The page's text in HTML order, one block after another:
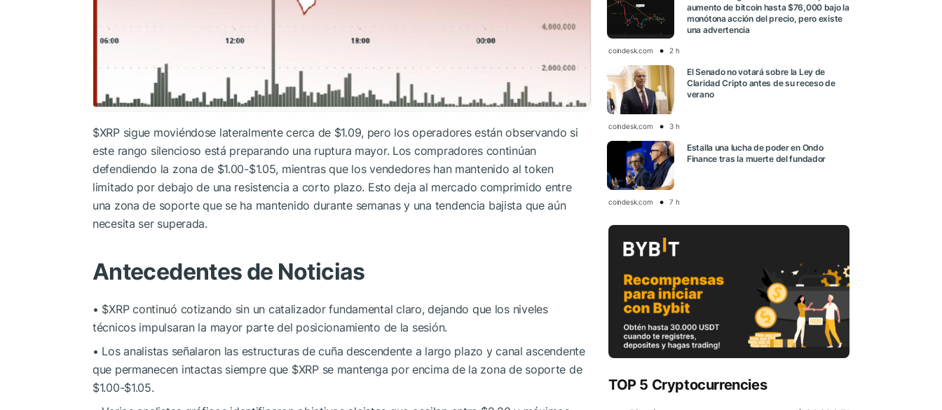
$XRPsigue moviéndose lateralmente cerca de $1.09, pero los operadores están observando si
este rango silencioso está preparando una ruptura mayor. Los compradores continúan
defendiendo la zona de $1.00-$1.05, mientras que los vendedores han mantenido al token
limitado por debajo de una resistencia a corto plazo. Esto deja al mercado comprimido entre
una zona de soporte que se ha mantenido durante semanas y una tendencia bajista que aún
necesita ser superada.
Antecedentes de Noticias
• $XRPcontinuó cotizando sin un catalizador fundamental claro, dejando que los niveles
técnicos impulsaran la mayor parte del posicionamiento de la sesión.
• Los analistas señalaron las estructuras de cuña descendente a largo plazo y canal ascendente
que permanecen intactas siempre que $XRPse mantenga por encima de la zona de soporte de
$1.00-$1.05.
aumento de bitcoin hasta $76,000 bajo la
monótona acción del precio, pero existe
una advertencia
coindesk.com 2 h
El Senado no votará sobre la Ley de
Claridad Cripto antes de su receso de
verano
coindesk.com 3 h
Estalla una lucha de poder en Ondo
Finance tras la muerte del fundador
coindesk.com 7 h
TOP 5 Cryptocurrencies